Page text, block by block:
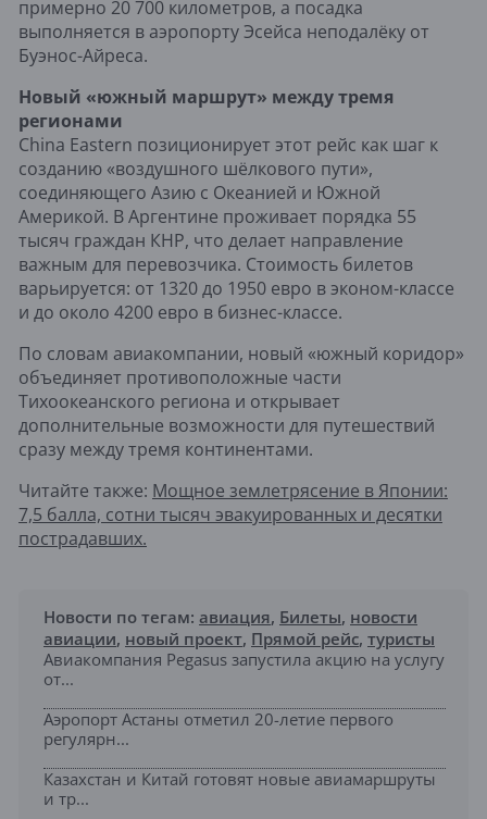
примерно 20 700 километров, а посадка
выполняется в аэропорту Эсейса неподалёку от
Буэнос-Айреса.
Новый «южный маршрут» между тремя
регионами
China Eastern позиционирует этот рейс как шаг к
созданию «воздушного шёлкового пути»,
соединяющего Азию с Океанией и Южной
Америкой. В Аргентине проживает порядка 55
тысяч граждан КНР, что делает направление
важным для перевозчика. Стоимость билетов
варьируется: от 1320 до 1950 евро в эконом-классе
и до около 4200 евро в бизнес-классе.
По словам авиакомпании, новый «южный коридор»
объединяет противоположные части
Тихоокеанского региона и открывает
дополнительные возможности для путешествий
сразу между тремя континентами.
Читайте также: Мощное землетрясение в Японии:
7,5 балла, сотни тысяч эвакуированных и десятки
пострадавших.
Новости по тегам: авиация, Билеты, новости
авиации, новый проект, Прямой рейс, туристы
Авиакомпания Pegasus запустила акцию на услугу
от...
Аэропорт Астаны отметил 20-летие первого
регулярн...
Казахстан и Китай готовят новые авиамаршруты
и тр...